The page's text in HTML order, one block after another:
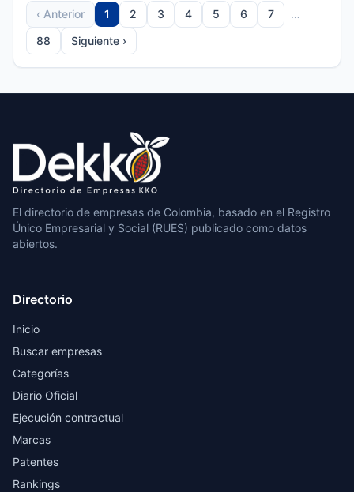
‹ Anterior
1 2 3 4 5 6 7
…
88
Siguiente ›
El directorio de empresas de Colombia, basado en el Registro
Único Empresarial y Social (RUES) publicado como datos
abiertos.
Directorio
Inicio
Buscar empresas
Categorías
Diario Oficial
Ejecución contractual
Marcas
Patentes
Rankings